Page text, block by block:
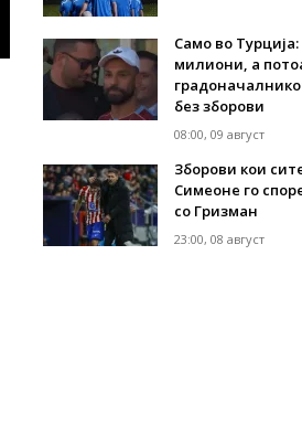
Само во
милиони, а
без зборови
08:00, 09 август
Зборови кои
Симеоне го
со Гризман
23:00, 08 август